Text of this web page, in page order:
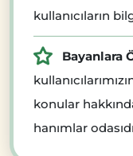
kullanıcıların
Bayanlara
konular
hanımlar